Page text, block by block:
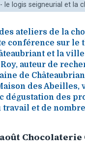
le logis seigneurial et la
ateliers de la
conférence sur le
et la
auteur de
de
des Abeilles,
dégustation des
et de
Chocolaterie